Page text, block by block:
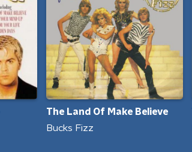
The Land Of Make Believe
Bucks Fizz